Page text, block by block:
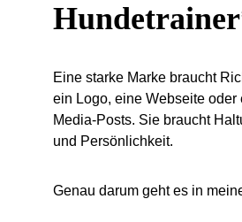
Eine starke Marke braucht
ein Logo, eine Webseite oder
Media-Posts. Sie braucht
und Persönlichkeit.
Genau darum geht es in